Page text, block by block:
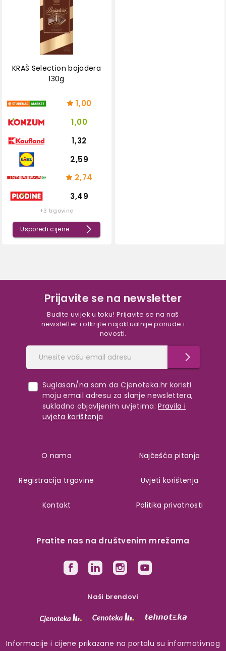
KRAŠ Selection bajadera
130g
1,00
1,00
1,32
2,59
2,74
3,49
+3 trgovine
Usporedi cijene
Prijavite se na newsletter
Budite uvijek u toku! Prijavite se na naš
newsletter i otkrijte najaktualnije ponude i
novosti.
Suglasan/na sam da Cjenoteka.hr koristi
moju email adresu za slanje newslettera,
sukladno objavljenim uvjetima: Pravila i
uvjeta korištenja
Pratite nas na društvenim mrežama
Naši brendovi
O nama
Registracija trgovine
Kontakt
Najčešća pitanja
Uvjeti korištenja
Politika privatnosti
Informacije i cijene prikazane na portalu su informativnog